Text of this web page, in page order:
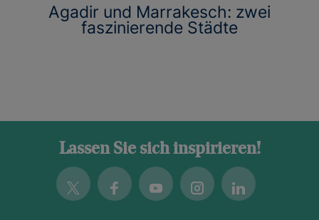
Agadir und Marrakesch: zwei
faszinierende Städte
Lassen Sie sich inspirieren!
Twitter FacebookYoutubeInstagramLinkedin